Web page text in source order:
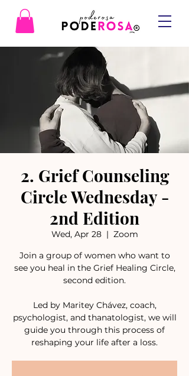
2. Grief Counseling
Circle Wednesday -
2nd Edition
Wed, Apr 28
  |
Zoom
Join a group of women who want to
see you heal in the Grief Healing Circle,
second edition.
Led by Maritey Chávez, coach,
psychologist, and thanatologist, we will
guide you through this process of
reshaping your life after a loss.